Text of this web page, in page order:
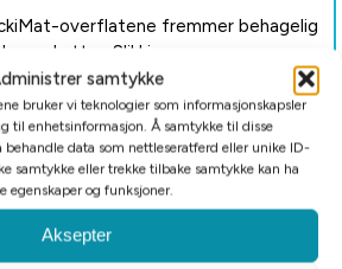
samtykke
bruker vi teknologier som informasjonskapsler
til enhetsinformasjon. Å samtykke til disse
behandle data som nettleseratferd eller unike ID-
samtykke eller trekke tilbake samtykke kan ha
egenskaper og funksjoner.
Aksepter
overflatene fremmer behagelig
og katter. Slikkingen genererer
beskytte kjæledyrets tenner og
mer spytt for bedre fordøyelse.
skraper også skånsomt bort
forårsaker bakterier fra
fremmer friskere pust.